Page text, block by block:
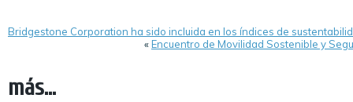
Bridgestone Corporation ha sido incluida en los índices de
«Encuentro de Movilidad Sostenible y
más...